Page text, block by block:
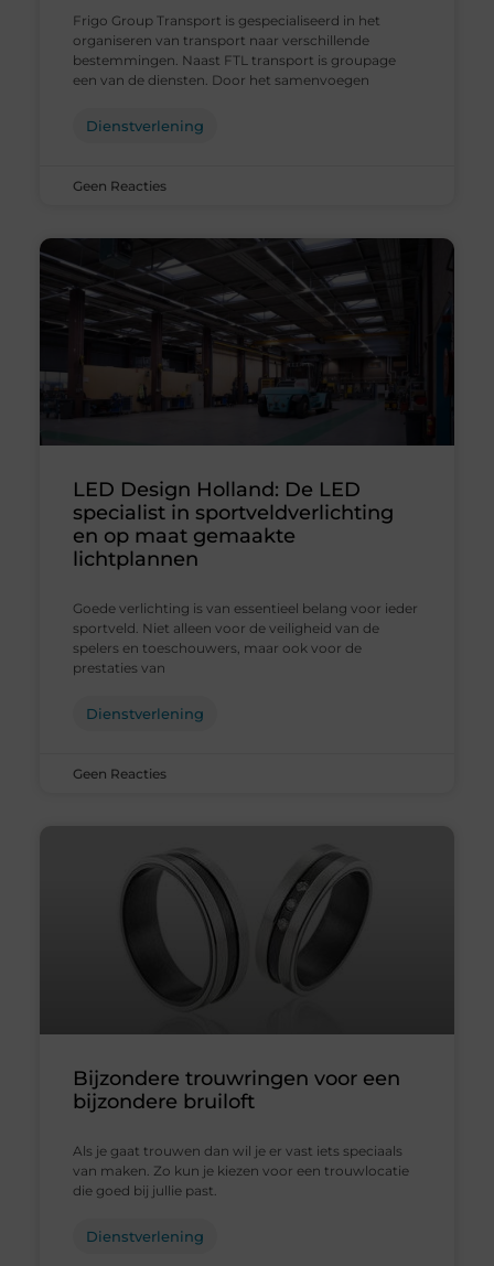
Frigo Group Transport is gespecialiseerd in het
organiseren van transport naar verschillende
bestemmingen. Naast FTL transport is groupage
een van de diensten. Door het samenvoegen
Dienstverlening
Geen Reacties
LED Design Holland: De LED
specialist in sportveldverlichting
en op maat gemaakte
lichtplannen
Goede verlichting is van essentieel belang voor ieder
sportveld. Niet alleen voor de veiligheid van de
spelers en toeschouwers, maar ook voor de
prestaties van
Dienstverlening
Geen Reacties
Bijzondere trouwringen voor een
bijzondere bruiloft
Als je gaat trouwen dan wil je er vast iets speciaals
van maken. Zo kun je kiezen voor een trouwlocatie
die goed bij jullie past.
Dienstverlening